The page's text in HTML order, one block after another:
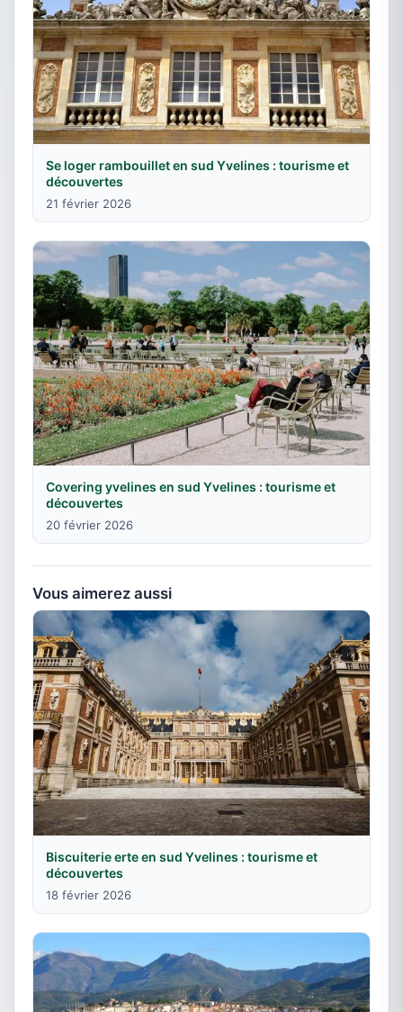
Se loger rambouillet en sud Yvelines : tourisme et
découvertes
21 février 2026
Covering yvelines en sud Yvelines : tourisme et
découvertes
20 février 2026
Vous aimerez aussi
Biscuiterie erte en sud Yvelines : tourisme et
découvertes
18 février 2026